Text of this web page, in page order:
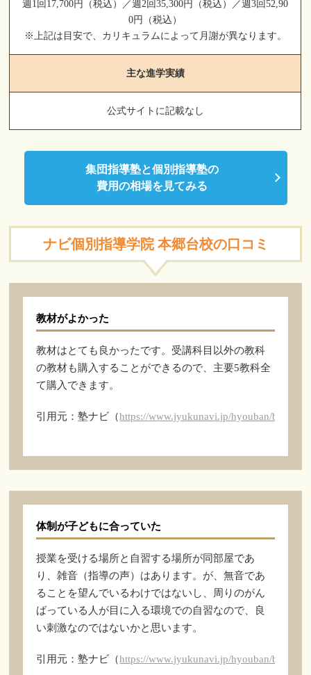
週1回17,700円（税込）／週2回35,300円（税込）／週3回52,90
0円（税込）
※上記は目安で、カリキュラムによって月謝が異なります。
主な進学実績
公式サイトに記載なし
集団指導塾と個別指導塾の
費用の相場を見てみる
ナビ個別指導学院 本郷台校の口コミ
教材がよかった
教材はとても良かったです。受講科目以外の教科
の教材も購入することができるので、主要5教科全
て購入できます。
引用元：塾ナビ（https://www.jyukunavi.jp/hyouban/blist/
体制が子どもに合っていた
授業を受ける場所と自習する場所が同部屋であ
り、雑音（指導の声）はあります。が、無音であ
ることを望んでいるわけではないし、周りのがん
ばっている人が目に入る環境での自習なので、良
い刺激なのではないかと思います。
引用元：塾ナビ（https://www.jyukunavi.jp/hyouban/blist/